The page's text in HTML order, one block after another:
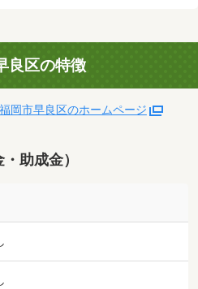
良区の特徴
福岡市早良区のホームページ
助成金）